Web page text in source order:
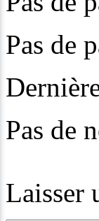
Pas de
Pas de
Laisser